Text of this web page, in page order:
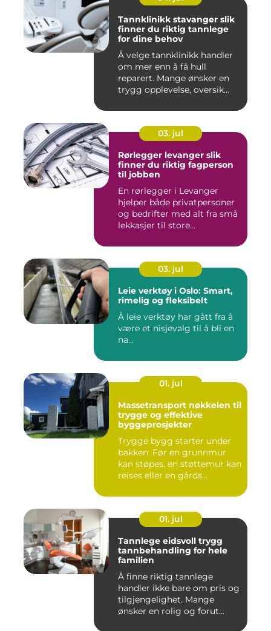
Tannklinikk stavanger slik
finner du riktig tannlege
for dine behov
Å velge tannklinikk handler
om mer enn å få hull
reparert. Mange ønsker en
trygg opplevelse, oversik...
03. jul
Rørlegger levanger slik
finner du riktig fagperson
til jobben
En rørlegger i Levanger
hjelper både privatpersoner
og bedrifter med alt fra små
lekkasjer til store...
03. jul
Leie verktøy i Oslo: Smart,
rimelig og fleksibelt
Å leie verktøy har gått fra å
være et nisjevalg til å bli en
na...
01. jul
Massetransport nøkkelen til
trygge og effektive
byggeprosjekter
Trygge bygg starter under
bakken. Før en grunnmur
kan støpes, en støttemur kan
reises eller en gårds...
01. jul
Tannlege eidsvoll trygg
tannbehandling for hele
familien
Å finne riktig tannlege
handler ikke bare om pris og
tilgjengelighet. Mange
ønsker en rolig og forut...